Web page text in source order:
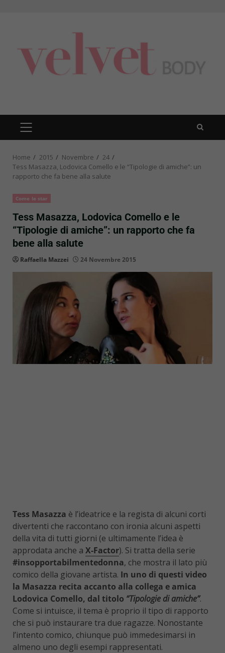
PRIMARY
MENU
Home 2015 Novembre
24
Tess Masazza, Lodovica Comello e le “Tipologie di amiche”: un
rapporto che fa bene alla salute
Come le star
Tess Masazza, Lodovica Comello e le
“Tipologie di amiche”: un rapporto che fa
bene alla salute
Raffaella Mazzei 24 Novembre 2015
Tess Masazza è l’ideatrice e la regista di alcuni corti
divertenti che raccontano con ironia alcuni aspetti
della vita di tutti giorni (e ultimamente l’idea è
approdata anche a X-Factor). Si tratta della serie
#insopportabilmentedonna, che mostra il lato più
comico della giovane artista. In uno di questi video
la Masazza recita accanto alla collega e amica
Lodovica Comello, dal titolo “Tipologie di amiche”.
Come si intuisce, il tema è proprio il tipo di rapporto
che si può instaurare tra due ragazze. Nonostante
l’intento comico, chiunque può immedesimarsi in
almeno uno degli esempi rappresentati.